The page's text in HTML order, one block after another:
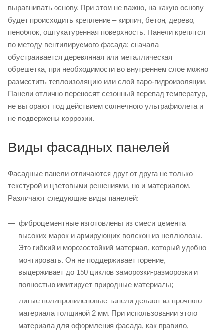
выравнивать основу. При этом не важно, на какую основу
будет происходить крепление – кирпич, бетон, дерево,
пеноблок, оштукатуренная поверхность. Панели крепятся
по методу вентилируемого фасада: сначала
обустраивается деревянная или металлическая
обрешетка, при необходимости во внутреннем слое можно
разместить теплоизоляцию или слой паро-гидроизоляции.
Панели отлично переносят сезонный перепад температур,
не выгорают под действием солнечного ультрафиолета и
не подвержены коррозии.
Виды фасадных панелей
Фасадные панели отличаются друг от друга не только
текстурой и цветовыми решениями, но и материалом.
Различают следующие виды панелей:
фиброцементные изготовлены из смеси цемента
высоких марок и армирующих волокон из целлюлозы.
Это гибкий и морозостойкий материал, который удобно
монтировать. Он не поддерживает горение,
выдерживает до 150 циклов заморозки-разморозки и
полностью имитирует природные материалы;
литые полипропиленовые панели делают из прочного
материала толщиной 2 мм. При использовании этого
материала для оформления фасада, как правило,